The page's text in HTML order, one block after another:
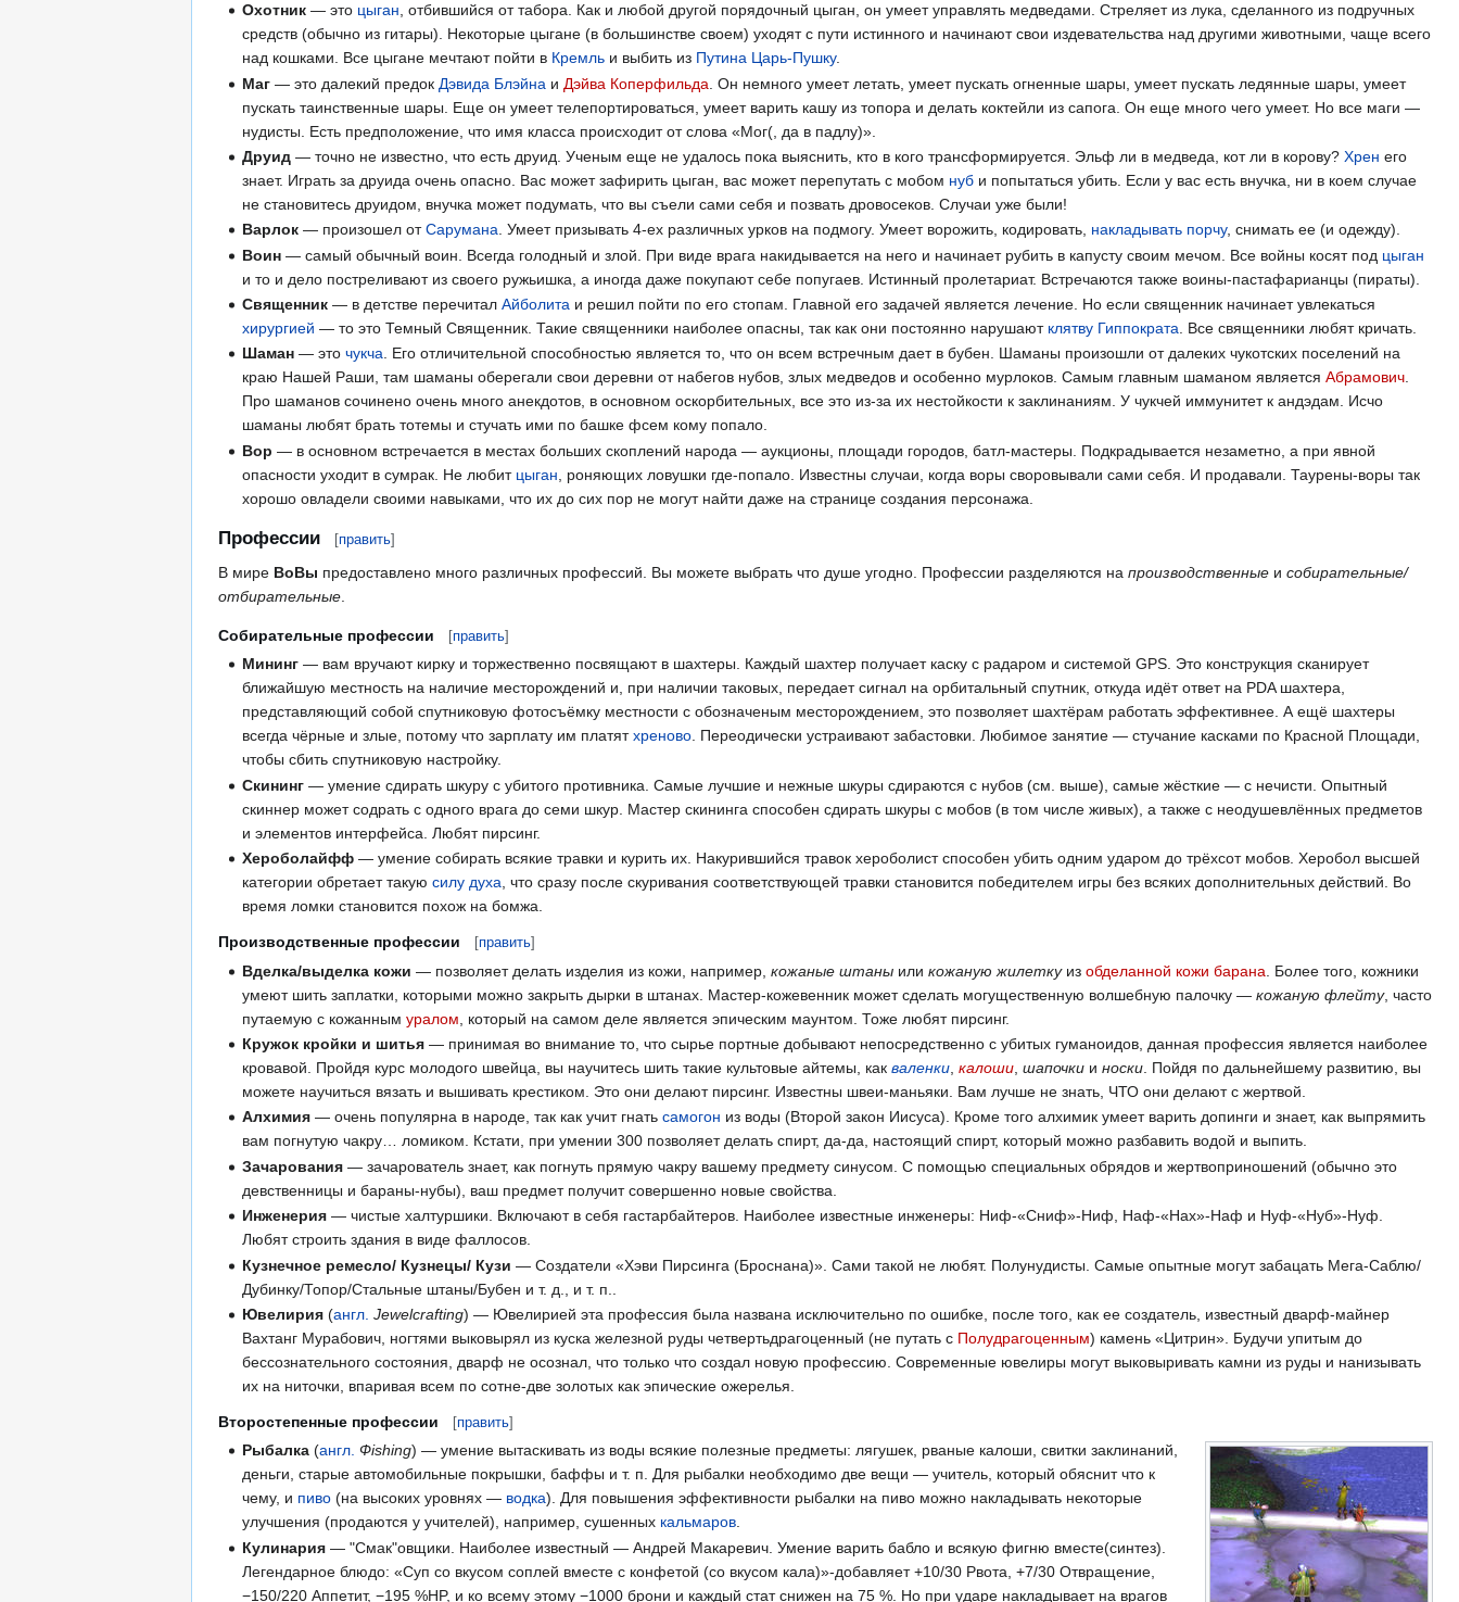
Охотник — это цыган , отбившийся от табора. Как и любой другой порядочный цыган, он умеет управлять медведами. Стреляет из лука, сделанного из подручных
средств (обычно из гитары). Некоторые цыгане (в большинстве своем) уходят с пути истинного и начинают свои издевательства над другими животными, чаще всего
над кошками. Все цыгане мечтают пойти в Кремль и выбить из Путина Царь-Пушку.
Маг — это далекий предок Дэвида Блэйна и Дэйва Коперфильда . Он немного умеет летать, умеет пускать огненные шары, умеет пускать ледянные шары, умеет
пускать таинственные шары. Еще он умеет телепортироваться, умеет варить кашу из топора и делать коктейли из сапога. Он еще много чего умеет. Но все маги —
нудисты. Есть предположение, что имя класса происходит от слова «Мог(, да в падлу)».
Друид — точно не известно, что есть друид. Ученым еще не удалось пока выяснить, кто в кого трансформируется. Эльф ли в медведа, кот ли в корову?Хрен его
знает. Играть за друида очень опасно. Вас может зафирить цыган, вас может перепутать с мобом нуб и попытаться убить. Если у вас есть внучка, ни в коем случае
не становитесь друидом, внучка может подумать, что вы съели сами себя и позвать дровосеков. Случаи уже были!
Варлок — произошел отСарумана. Умеет призывать 4-ех различных урков на подмогу. Умеет ворожить, кодировать, накладывать порчу, снимать ее (и одежду).
Воин — самый обычный воин. Всегда голодный и злой. При виде врага накидывается на него и начинает рубить в капусту своим мечом. Все войны косят под цыган
и то и дело постреливают из своего ружьишка, а иногда даже покупают себе попугаев. Истинный пролетариат. Встречаются также воины-пастафарианцы (пираты).
Священник — в детстве перечиталАйболита и решил пойти по его стопам. Главной его задачей является лечение. Но если священник начинает увлекаться
хирургией — то это Темный Священник. Такие священники наиболее опасны, так как они постоянно нарушают клятву Гиппократа . Все священники любят кричать.
Шаман — эточукча. Его отличительной способностью является то, что он всем встречным дает в бубен. Шаманы произошли от далеких чукотских поселений на
краю Нашей Раши, там шаманы оберегали свои деревни от набегов нубов, злых медведов и особенно мурлоков. Самым главным шаманом являетсяАбрамович.
Про шаманов сочинено очень много анекдотов, в основном оскорбительных, все это из-за их нестойкости к заклинаниям. У чукчей иммунитет к андэдам. Исчо
шаманы любят брать тотемы и стучать ими по башке фсем кому попало.
Вор — в основном встречается в местах больших скоплений народа — аукционы, площади городов, батл-мастеры. Подкрадывается незаметно, а при явной
опасности уходит в сумрак. Не любит цыган , роняющих ловушки где-попало. Известны случаи, когда воры своровывали сами себя. И продавали. Таурены-воры так
хорошо овладели своими навыками, что их до сих пор не могут найти даже на странице создания персонажа.
Профессии [править]
В мире ВоВы предоставлено много различных профессий. Вы можете выбрать что душе угодно. Профессии разделяются на производственные и собирательные/
отбирательные.
Собирательные профессии [править]
Мининг — вам вручают кирку и торжественно посвящают в шахтеры. Каждый шахтер получает каску с радаром и системой GPS. Это конструкция сканирует
ближайшую местность на наличие месторождений и, при наличии таковых, передает сигнал на орбитальный спутник, откуда идёт ответ на PDA шахтера,
представляющий собой спутниковую фотосъёмку местности с обозначеным месторождением, это позволяет шахтёрам работать эффективнее. А ещё шахтеры
всегда чёрные и злые, потому что зарплату им платятхреново. Переодически устраивают забастовки. Любимое занятие — стучание касками по Красной Площади,
чтобы сбить спутниковую настройку.
Скининг — умение сдирать шкуру с убитого противника. Самые лучшие и нежные шкуры сдираются с нубов (см. выше), самые жёсткие — с нечисти. Опытный
скиннер может содрать с одного врага до семи шкур. Мастер скининга способен сдирать шкуры с мобов (в том числе живых), а также с неодушевлённых предметов
и элементов интерфейса. Любят пирсинг.
Хероболайфф — умение собирать всякие травки и курить их. Накурившийся травок хероболист способен убить одним ударом до трёхсот мобов. Херобол высшей
категории обретает такуюсилу духа, что сразу после скуривания соответствующей травки становится победителем игры без всяких дополнительных действий. Во
время ломки становится похож на бомжа.
Производственные профессии [править]
Вделка/выделка кожи — позволяет делать изделия из кожи, например,кожаные штаны иликожаную жилеткуизобделанной кожи барана . Более того, кожники
умеют шить заплатки, которыми можно закрыть дырки в штанах. Мастер-кожевенник может сделать могущественную волшебную палочку —кожаную флейту, часто
путаемую с кожаннымуралом , который на самом деле является эпическим маунтом. Тоже любят пирсинг.
Кружок кройки и шитья — принимая во внимание то, что сырье портные добывают непосредственно с убитых гуманоидов, данная профессия является наиболее
кровавой. Пройдя курс молодого швейца, вы научитесь шить такие культовые айтемы, какваленки ,калоши ,шапочки иноски . Пойдя по дальнейшему развитию, вы
можете научиться вязать и вышивать крестиком. Это они делают пирсинг. Известны швеи-маньяки. Вам лучше не знать, ЧТО они делают с жертвой.
Алхимия — очень популярна в народе, так как учит гнатьсамогон из воды (Второй закон Иисуса). Кроме того алхимик умеет варить допинги и знает, как выпрямить
вам погнутую чакру… ломиком. Кстати, при умении 300 позволяет делать спирт, да-да, настоящий спирт, который можно разбавить водой и выпить.
Зачарования — зачарователь знает, как погнуть прямую чакру вашему предмету синусом. С помощью специальных обрядов и жертвоприношений (обычно это
девственницы и бараны-нубы), ваш предмет получит совершенно новые свойства.
Инженерия — чистые халтуршики. Включают в себя гастарбайтеров. Наиболее известные инженеры: Ниф-«Сниф»-Ниф, Наф-«Нах»-Наф и Нуф-«Нуб»-Нуф.
Любят строить здания в виде фаллосов.
Кузнечное ремесло/ Кузнецы/ Кузи — Создатели «Хэви Пирсинга (Броснана)». Сами такой не любят. Полунудисты. Самые опытные могут забацать Мега-Саблю/
Дубинку/Топор/Стальные штаны/Бубен и т. д., и т. п..
Ювелирия (англ. Jewelcrafting) — Ювелирией эта профессия была названа исключительно по ошибке, после того, как ее создатель, известный дварф-майнер
Вахтанг Мурабович, ногтями выковырял из куска железной руды четвертьдрагоценный (не путать с Полудрагоценным) камень «Цитрин». Будучи упитым до
бессознательного состояния, дварф не осознал, что только что создал новую профессию. Современные ювелиры могут выковыривать камни из руды и нанизывать
их на ниточки, впаривая всем по сотне-две золотых как эпические ожерелья.
Второстепенные профессии [править]
Рыбалка (англ. Фishing) — умение вытаскивать из воды всякие полезные предметы: лягушек, рваные калоши, свитки заклинаний,
деньги, старые автомобильные покрышки, баффы и т. п. Для рыбалки необходимо две вещи — учитель, который обяснит что к
чему, и пиво (на высоких уровнях — водка). Для повышения эффективности рыбалки на пиво можно накладывать некоторые
улучшения (продаются у учителей), например, сушенных кальмаров.
Кулинария — "Смак"овщики. Наиболее известный — Андрей Макаревич. Умение варить бабло и всякую фигню вместе(синтез).
Легендарное блюдо: «Суп со вкусом соплей вместе с конфетой (со вкусом кала)»-добавляет +10/30 Рвота, +7/30 Отвращение,
−150/220 Аппетит, −195 %HP, и ко всему этому −1000 брони и каждый стат снижен на 75 %. Но при ударе накладывает на врагов